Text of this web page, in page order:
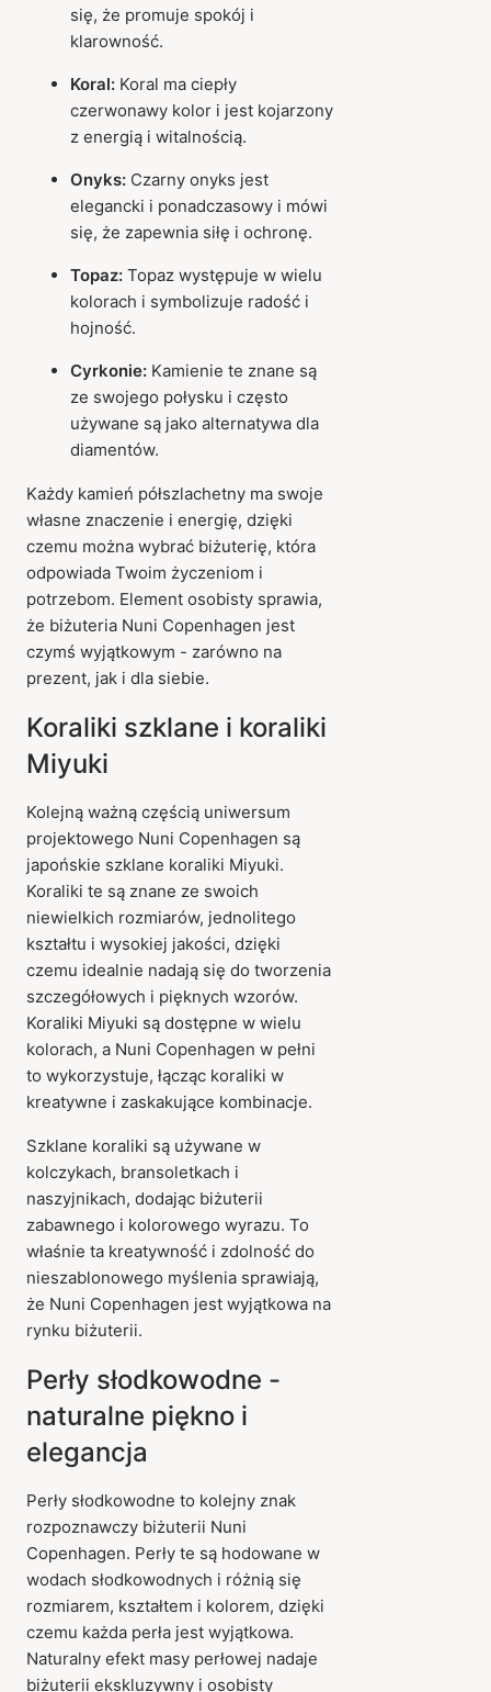
się, że promuje spokój i
klarowność.
Koral: Koral ma ciepły
czerwonawy kolor i jest kojarzony
z energią i witalnością.
Onyks: Czarny onyks jest
elegancki i ponadczasowy i mówi
się, że zapewnia siłę i ochronę.
Topaz: Topaz występuje w wielu
kolorach i symbolizuje radość i
hojność.
Cyrkonie: Kamienie te znane są
ze swojego połysku i często
używane są jako alternatywa dla
diamentów.
Każdy kamień półszlachetny ma swoje
własne znaczenie i energię, dzięki
czemu można wybrać biżuterię, która
odpowiada Twoim życzeniom i
potrzebom. Element osobisty sprawia,
że biżuteria Nuni Copenhagen jest
czymś wyjątkowym - zarówno na
prezent, jak i dla siebie.
Koraliki szklane i koraliki
Miyuki
Kolejną ważną częścią uniwersum
projektowego Nuni Copenhagen są
japońskie szklane koraliki Miyuki.
Koraliki te są znane ze swoich
niewielkich rozmiarów, jednolitego
kształtu i wysokiej jakości, dzięki
czemu idealnie nadają się do tworzenia
szczegółowych i pięknych wzorów.
Koraliki Miyuki są dostępne w wielu
kolorach, a Nuni Copenhagen w pełni
to wykorzystuje, łącząc koraliki w
kreatywne i zaskakujące kombinacje.
Szklane koraliki są używane w
kolczykach, bransoletkach i
naszyjnikach, dodając biżuterii
zabawnego i kolorowego wyrazu. To
właśnie ta kreatywność i zdolność do
nieszablonowego myślenia sprawiają,
że Nuni Copenhagen jest wyjątkowa na
rynku biżuterii.
Perły słodkowodne -
naturalne piękno i
elegancja
Perły słodkowodne to kolejny znak
rozpoznawczy biżuterii Nuni
Copenhagen. Perły te są hodowane w
wodach słodkowodnych i różnią się
rozmiarem, kształtem i kolorem, dzięki
czemu każda perła jest wyjątkowa.
Naturalny efekt masy perłowej nadaje
biżuterii ekskluzywny i osobisty